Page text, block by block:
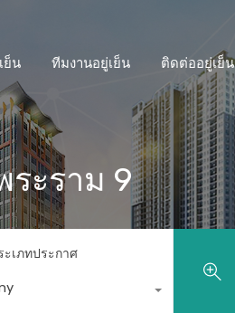
ย็น ทีมงานอยู่เย็น ติดต่ออยู่เย็น
ะราม 9
ะเภทประกาศ